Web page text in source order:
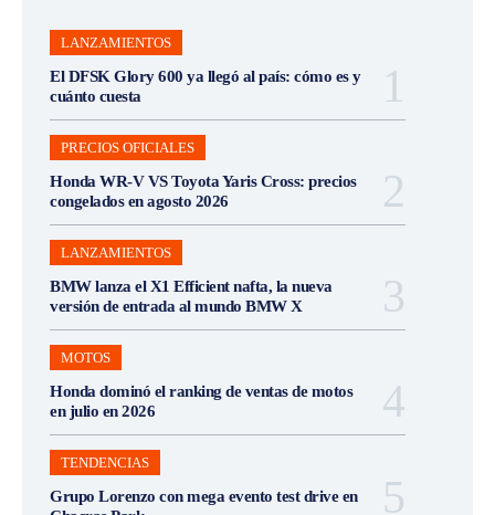
LANZAMIENTOS
El DFSK Glory 600 ya llegó al país: cómo es y
cuánto cuesta
PRECIOS OFICIALES
Honda WR-V VS Toyota Yaris Cross: precios
congelados en agosto 2026
LANZAMIENTOS
BMW lanza el X1 Efficient nafta, la nueva
versión de entrada al mundo BMW X
MOTOS
Honda dominó el ranking de ventas de motos
en julio en 2026
TENDENCIAS
Grupo Lorenzo con mega evento test drive en